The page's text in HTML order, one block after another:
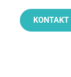
KONTAKT